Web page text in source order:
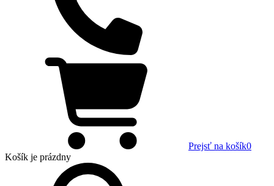
Prejsť na košík0
Košík je prázdny